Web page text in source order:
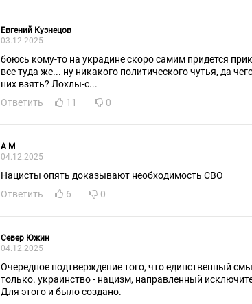
Евгений Кузнецов
03.12.2025
боюсь кому-то на украдине скоро самим придется
все туда же... ну никакого политического чутья, да
них взять? Лохлы-с...
Ответить
11 0
А М
04.12.2025
Нацисты опять доказывают необходимость СВО
Ответить
6 0
Север Южин
04.12.2025
Очередное подтверждение того, что единственный
только. украинство - нацизм, направленный
Для этого и было создано.